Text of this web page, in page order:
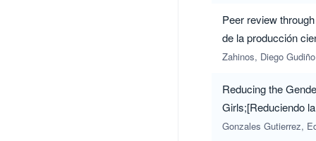
Peer review
de la producción
Zahinos, Diego Gudiño
Reducing the
Girls;[Reduciendo
primaria]
Gonzales Gutierrez,